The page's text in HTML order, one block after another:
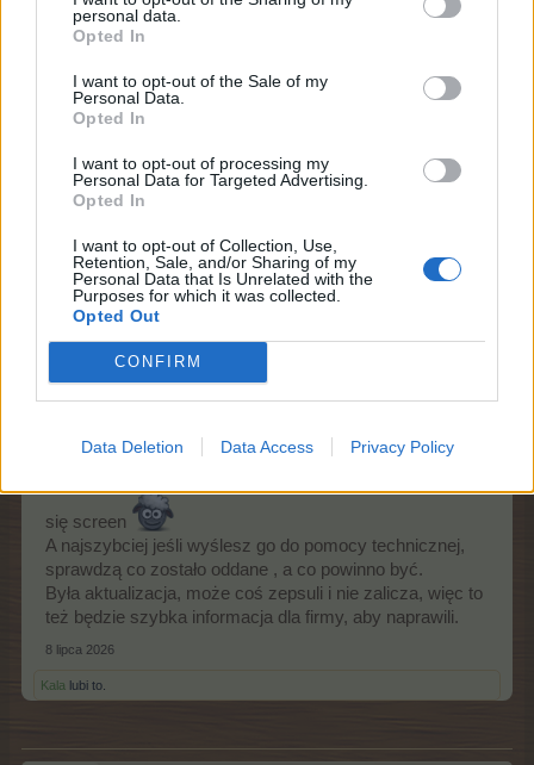
personal data.
Opted In
I want to opt-out of the Sale of my
Personal Data.
Opted In
I want to opt-out of processing my
Personal Data for Targeted Advertising.
Opted In
I want to opt-out of Collection, Use,
Retention, Sale, and/or Sharing of my
Personal Data that Is Unrelated with the
Purposes for which it was collected.
Opted Out
CONFIRM
Data Deletion Data Access Privacy Policy
aj a mam jeszcze jedno ale myślę że tą informacje też
już znasz to nie napiszę
masz racje nie ma sensu pisać
8 lipca 2026
Eviana
Team Farmerama PL
Myszka58 napisał: ↑
że takie rady niepotrzebnie zaśmiecają forum.....
Myślę, że trzeba docenić każdą pomoc, a uprzejmość to
się screen
A najszybciej jeśli wyślesz go do pomocy technicznej,
sprawdzą co zostało oddane , a co powinno być.
Była aktualizacja, może coś zepsuli i nie zalicza, więc to
też będzie szybka informacja dla firmy, aby naprawili.
8 lipca 2026
Kala lubi to.